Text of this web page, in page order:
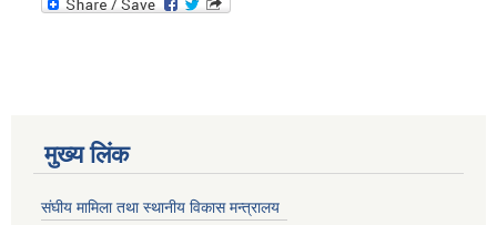
मुख्य लिंक
संघीय मामिला तथा स्थानीय विकास मन्त्रालय